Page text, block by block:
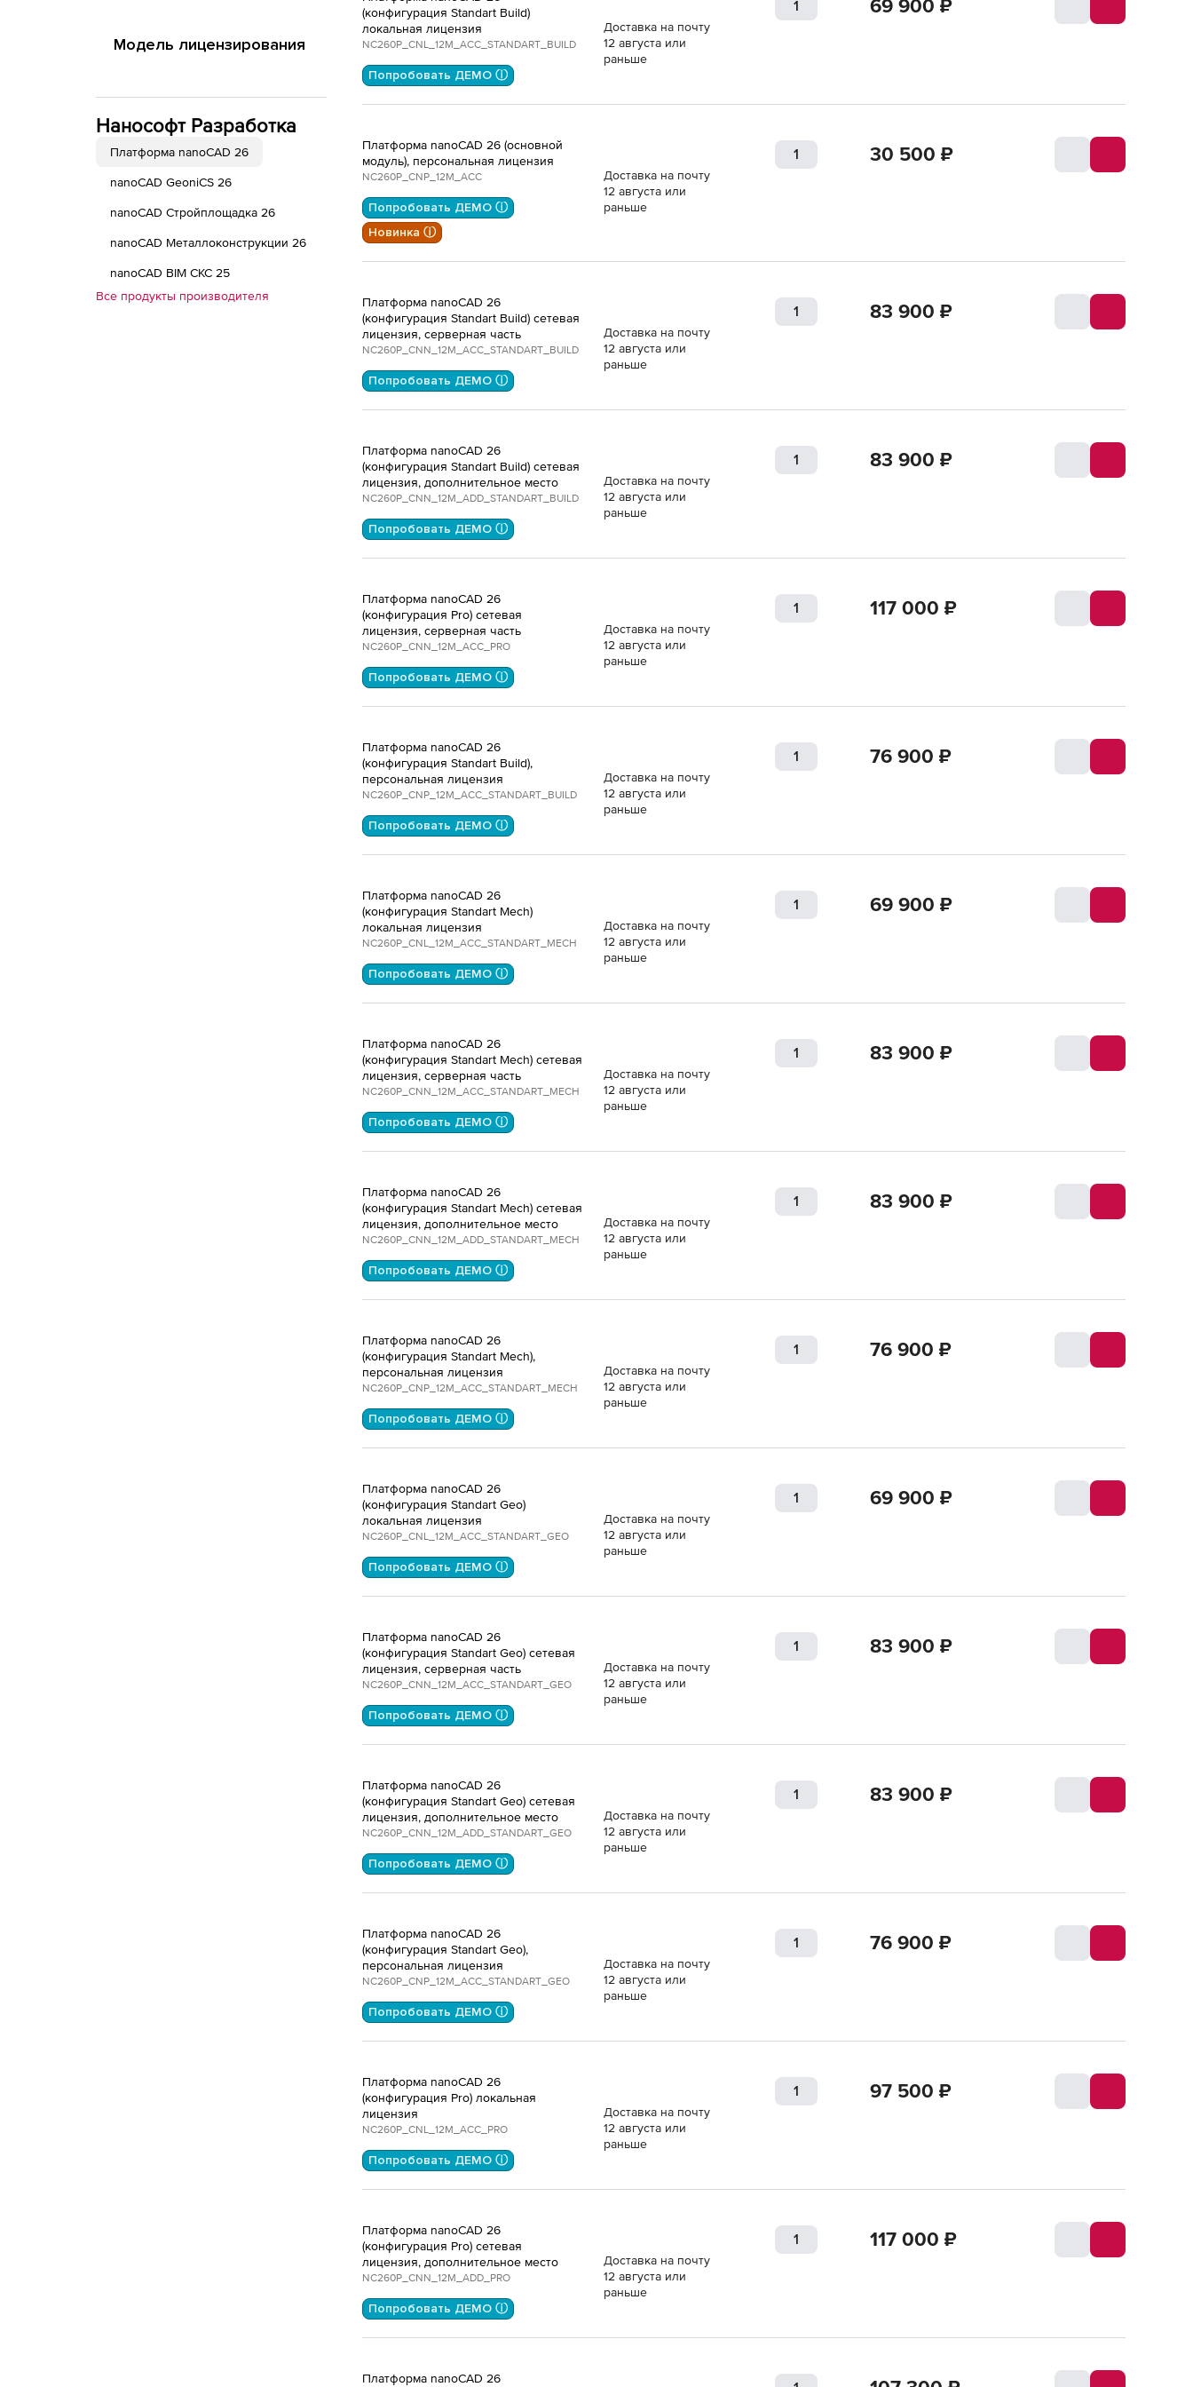
Модель лицензирования
Нанософт Разработка
Платформа nanoCAD 26
nanoCAD GeoniCS 26
nanoCAD Стройплощадка 26
nanoCAD Металлоконструкции 26
nanoCAD BIM СКС 25
Все продукты производителя
(конфигурация Standart Build)
локальная лицензия
NC260P_CNL_12M_ACC_STANDART_BUILD
Попробовать ДЕМО ⓘ
Доставка на почту
12 августа или
раньше
69 900 ₽
Платформа nanoCAD 26 (основной
модуль), персональная лицензия
NC260P_CNP_12M_ACC
Попробовать ДЕМО ⓘ
Новинка ⓘ
Доставка на почту
12 августа или
раньше
30 500 ₽
Платформа nanoCAD 26
(конфигурация Standart Build) сетевая
лицензия, серверная часть
NC260P_CNN_12M_ACC_STANDART_BUILD
Попробовать ДЕМО ⓘ
Доставка на почту
12 августа или
раньше
83 900 ₽
Платформа nanoCAD 26
(конфигурация Standart Build) сетевая
лицензия, дополнительное место
NC260P_CNN_12M_ADD_STANDART_BUILD
Попробовать ДЕМО ⓘ
Доставка на почту
12 августа или
раньше
83 900 ₽
Платформа nanoCAD 26
(конфигурация Pro) сетевая
лицензия, серверная часть
NC260P_CNN_12M_ACC_PRO
Попробовать ДЕМО ⓘ
Доставка на почту
12 августа или
раньше
117 000 ₽
Платформа nanoCAD 26
(конфигурация Standart Build),
персональная лицензия
NC260P_CNP_12M_ACC_STANDART_BUILD
Попробовать ДЕМО ⓘ
Доставка на почту
12 августа или
раньше
76 900 ₽
Платформа nanoCAD 26
(конфигурация Standart Mech)
локальная лицензия
NC260P_CNL_12M_ACC_STANDART_MECH
Попробовать ДЕМО ⓘ
Доставка на почту
12 августа или
раньше
69 900 ₽
Платформа nanoCAD 26
(конфигурация Standart Mech) сетевая
лицензия, серверная часть
NC260P_CNN_12M_ACC_STANDART_MECH
Попробовать ДЕМО ⓘ
Доставка на почту
12 августа или
раньше
83 900 ₽
Платформа nanoCAD 26
(конфигурация Standart Mech) сетевая
лицензия, дополнительное место
NC260P_CNN_12M_ADD_STANDART_MECH
Попробовать ДЕМО ⓘ
Доставка на почту
12 августа или
раньше
83 900 ₽
Платформа nanoCAD 26
(конфигурация Standart Mech),
персональная лицензия
NC260P_CNP_12M_ACC_STANDART_MECH
Попробовать ДЕМО ⓘ
Доставка на почту
12 августа или
раньше
76 900 ₽
Платформа nanoCAD 26
(конфигурация Standart Geo)
локальная лицензия
NC260P_CNL_12M_ACC_STANDART_GEO
Попробовать ДЕМО ⓘ
Доставка на почту
12 августа или
раньше
69 900 ₽
Платформа nanoCAD 26
(конфигурация Standart Geo) сетевая
лицензия, серверная часть
NC260P_CNN_12M_ACC_STANDART_GEO
Попробовать ДЕМО ⓘ
Доставка на почту
12 августа или
раньше
83 900 ₽
Платформа nanoCAD 26
(конфигурация Standart Geo) сетевая
лицензия, дополнительное место
NC260P_CNN_12M_ADD_STANDART_GEO
Попробовать ДЕМО ⓘ
Доставка на почту
12 августа или
раньше
83 900 ₽
Платформа nanoCAD 26
(конфигурация Standart Geo),
персональная лицензия
NC260P_CNP_12M_ACC_STANDART_GEO
Попробовать ДЕМО ⓘ
Доставка на почту
12 августа или
раньше
76 900 ₽
Платформа nanoCAD 26
(конфигурация Pro) локальная
лицензия
NC260P_CNL_12M_ACC_PRO
Попробовать ДЕМО ⓘ
Доставка на почту
12 августа или
раньше
97 500 ₽
Платформа nanoCAD 26
(конфигурация Pro) сетевая
лицензия, дополнительное место
NC260P_CNN_12M_ADD_PRO
Попробовать ДЕМО ⓘ
Доставка на почту
12 августа или
раньше
117 000 ₽
Платформа nanoCAD 26